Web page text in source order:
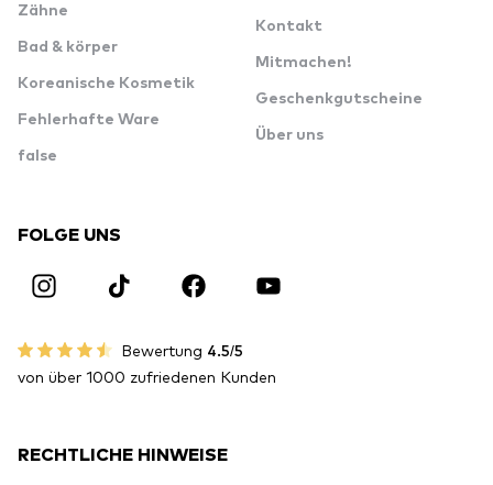
Zähne
Bad & körper
Koreanische Kosmetik
Fehlerhafte Ware
false
Kontakt
Mitmachen!
Geschenkgutscheine
Über uns
FOLGE UNS
Bewertung 4.5/5
von über 1000 zufriedenen Kunden
RECHTLICHE HINWEISE